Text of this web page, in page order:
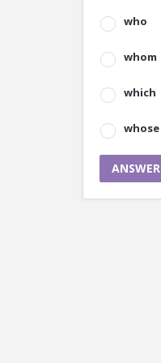
who
whom
which
whose
ANSWER